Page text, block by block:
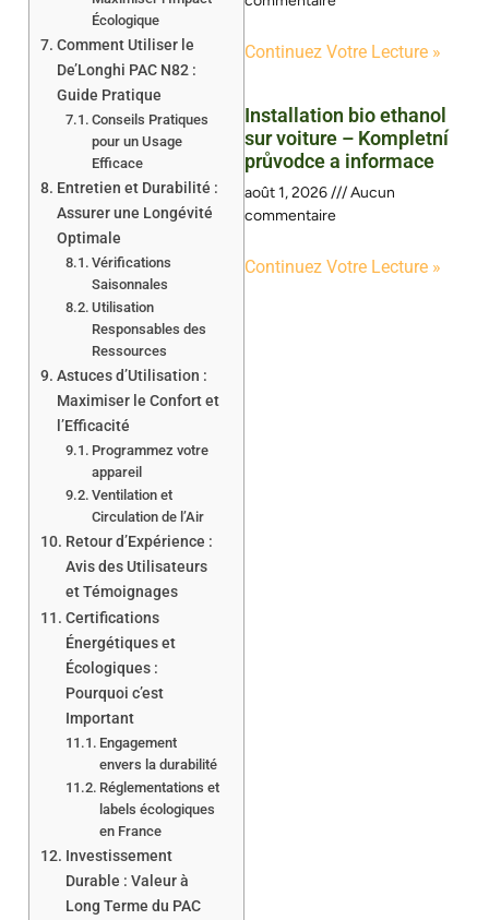
Écologique
Comment Utiliser le
De’Longhi PAC N82 :
Guide Pratique
Conseils Pratiques
pour un Usage
Efficace
Entretien et Durabilité :
Assurer une Longévité
Optimale
Vérifications
Saisonnales
Utilisation
Responsables des
Ressources
Astuces d’Utilisation :
Maximiser le Confort et
l’Efficacité
Programmez votre
appareil
Ventilation et
Circulation de l’Air
Retour d’Expérience :
Avis des Utilisateurs
et Témoignages
Certifications
Énergétiques et
Écologiques :
Pourquoi c’est
Important
Engagement
envers la durabilité
Réglementations et
labels écologiques
en France
Investissement
Durable : Valeur à
Long Terme du PAC
Continuez Votre Lecture »
Installation bio ethanol
sur voiture – Kompletní
průvodce a informace
août 1, 2026
Aucun
commentaire
Continuez Votre Lecture »